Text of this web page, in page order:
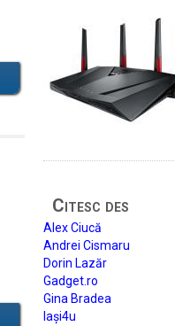
Citesc des
Alex Ciucă
Andrei Cismaru
Dorin Lazăr
Gadget.ro
Gina Bradea
Iași4u